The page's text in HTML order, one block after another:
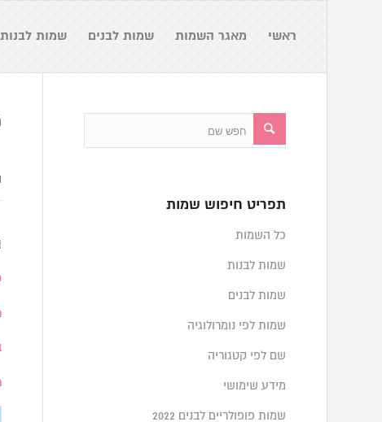
ראשי מאגר השמות שמות לבנים שמות לבנות
תפריט חיפוש שמות
כל השמות
שמות לבנות
שמות לבנים
שמות לפי נומרולוגיה
שם לפי קטגוריה
מידע שימושי
שמות פופולריים לבנים 2022